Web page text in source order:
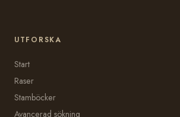
UTFORSKA
Start
Raser
Stamböcker
Avancerad sökning